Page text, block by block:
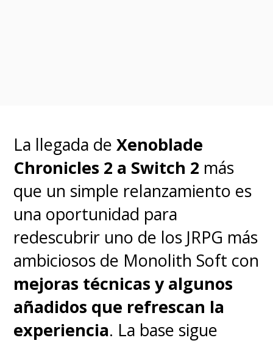
comedy" como improbables
héroes y la única esperanza
para nuestro planeta al
quedar en el centro de un
siniestro complot alienígena
de control mental que
involucra... chicle.
Homenajeando a clásicos de la
La llegada deXenoblade
Chronicles 2 a Switch 2 más
que un simple relanzamiento es
una oportunidad para
redescubrir uno de los JRPG más
ambiciosos de Monolith Soft con
mejoras técnicas y algunos
añadidos que refrescan la
experiencia. La base sigue